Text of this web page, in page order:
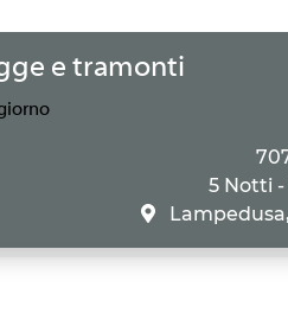
e tramonti
5 Notti -